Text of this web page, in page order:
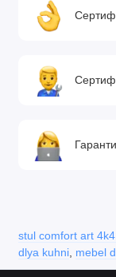
stul comfort art
dlya kuhni, mebel